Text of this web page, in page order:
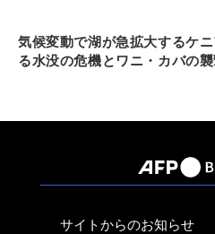
気候変動で湖が急拡大するケニ
る水没の危機とワニ・カバの
サイトからのお知らせ